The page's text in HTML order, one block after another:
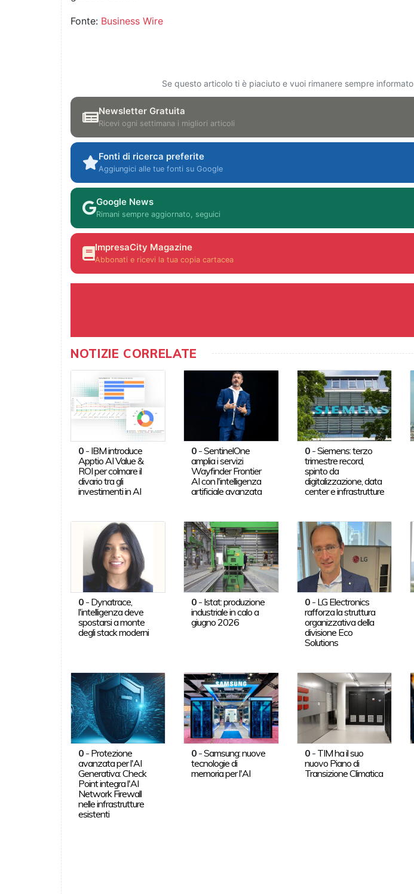
Fonte: Business Wire
Se questo articolo ti è piaciuto e vuoi rimanere sempre informato
Newsletter Gratuita
Ricevi ogni settimana i migliori articoli
Fonti di ricerca preferite
Aggiungici alle tue fonti su Google
Google News
Rimani sempre aggiornato, seguici
ImpresaCity Magazine
Abbonati e ricevi la tua copia cartacea
NOTIZIE CORRELATE
0- IBM introduce
Apptio AI Value &
ROI per colmare il
divario tra gli
investimenti in AI
0 -SentinelOne
amplia i servizi
Wayfinder Frontier
AI con l'intelligenza
artificiale avanzata
0-Siemens: terzo
trimestre record,
spinto da
digitalizzazione, data
center e infrastrutture
0- Dynatrace,
l'intelligenza deve
spostarsi a monte
degli stack moderni
0 - Istat: produzione
industriale in calo a
giugno 2026
0- LG Electronics
rafforza la struttura
organizzativa della
divisione Eco
Solutions
0- Protezione
avanzata per l'AI
Generativa: Check
Point integra l'AI
Network Firewall
nelle infrastrutture
esistenti
0 -Samsung: nuove
tecnologie di
memoria per l'AI
0- TIM ha il suo
nuovo Piano di
Transizione Climatica